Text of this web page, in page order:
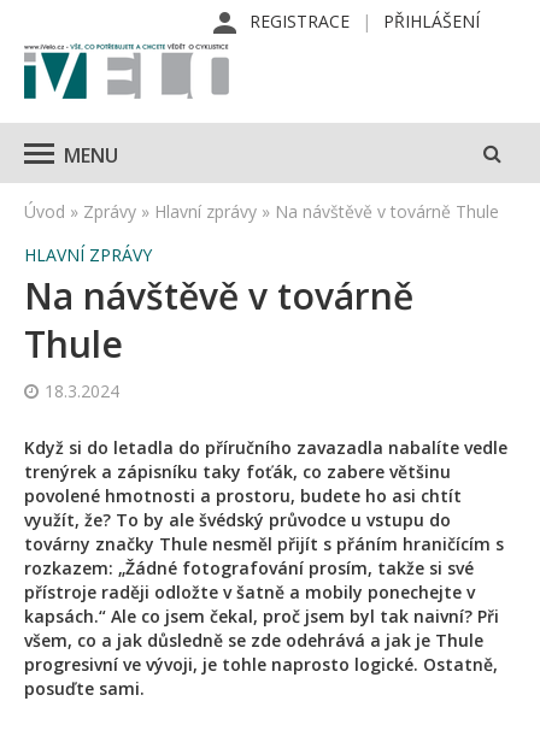
REGISTRACE PŘIHLÁŠENÍ
MENU
Úvod » Zprávy » Hlavní zprávy » Na návštěvě v továrně Thule
HLAVNÍ ZPRÁVY
Na návštěvě v továrně
Thule
18.3.2024
Když si do letadla do příručního zavazadla nabalíte vedle
trenýrek a zápisníku taky foťák, co zabere většinu
povolené hmotnosti a prostoru, budete ho asi chtít
využít, že? To by ale švédský průvodce u vstupu do
továrny značky Thule nesměl přijít s přáním hraničícím s
rozkazem: „Žádné fotografování prosím, takže si své
přístroje raději odložte v šatně a mobily ponechejte v
kapsách.“ Ale co jsem čekal, proč jsem byl tak naivní? Při
všem, co a jak důsledně se zde odehrává a jak je Thule
progresivní ve vývoji, je tohle naprosto logické. Ostatně,
posuďte sami.